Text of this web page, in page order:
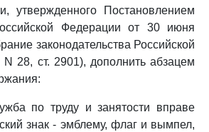
утвержденного Постановлением
Федерации от 30 июня
законодательства Российской
28, ст. 2901), дополнить абзацем
по труду и занятости вправе
знак - эмблему, флаг и вымпел,